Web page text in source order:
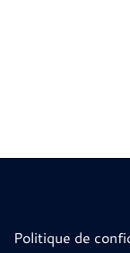
Politique de